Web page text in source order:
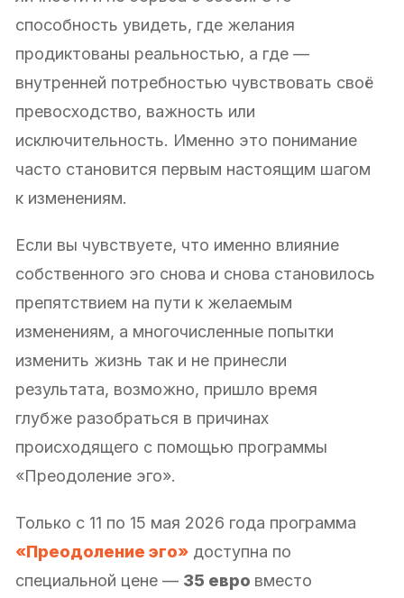
способность увидеть, где желания
продиктованы реальностью, а где —
внутренней потребностью чувствовать своё
превосходство, важность или
исключительность. Именно это понимание
часто становится первым настоящим шагом
к изменениям.
Если вы чувствуете, что именно влияние
собственного эго снова и снова становилось
препятствием на пути к желаемым
изменениям, а многочисленные попытки
изменить жизнь так и не принесли
результата, возможно, пришло время
глубже разобраться в причинах
происходящего с помощью программы
«Преодоление эго».
Только с 11 по 15 мая 2026 года программа
«Преодоление эго» доступна по
специальной цене — 35 евро вместо